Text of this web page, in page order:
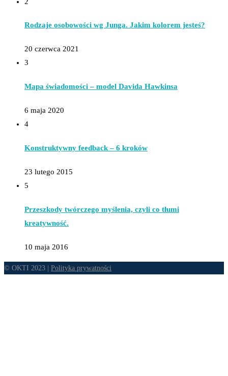
Rodzaje osobowości wg Junga. Jakim kolorem jesteś?
20 czerwca 2021
3
Mapa świadomości – model Davida Hawkinsa
6 maja 2020
4
Konstruktywny feedback – 6 kroków
23 lutego 2015
5
Przeszkody twórczego myślenia, czyli co tłumi
kreatywność.
10 maja 2016
© OKTI 2023 | Polityka prywatności